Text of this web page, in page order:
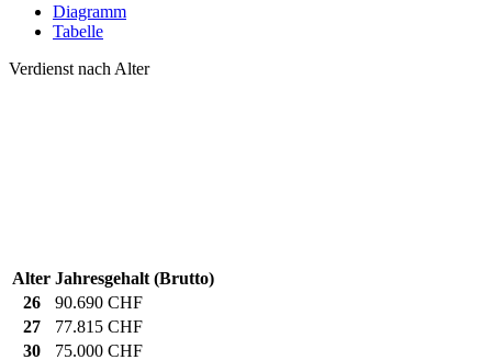
Diagramm
Tabelle
Verdienst nach Alter
Alter Jahresgehalt (Brutto)
26
90.690 CHF
27
77.815 CHF
30
75.000 CHF